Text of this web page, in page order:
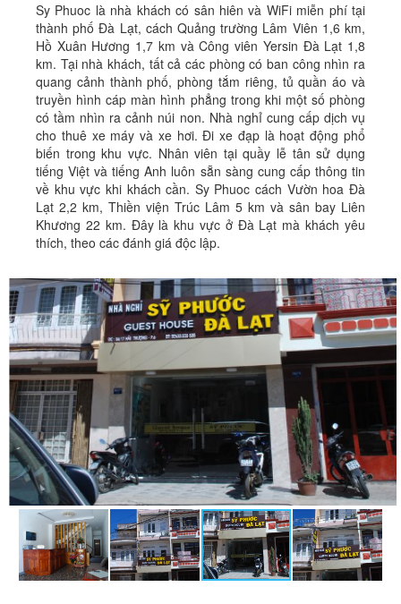
Sy Phuoc là nhà khách có sân hiên và WiFi miễn phí tại
thành phố Đà Lạt, cách Quảng trường Lâm Viên 1,6 km,
Hồ Xuân Hương 1,7 km và Công viên Yersin Đà Lạt 1,8
km. Tại nhà khách, tất cả các phòng có ban công nhìn ra
quang cảnh thành phố, phòng tắm riêng, tủ quần áo và
truyền hình cáp màn hình phẳng trong khi một số phòng
có tầm nhìn ra cảnh núi non. Nhà nghỉ cung cấp dịch vụ
cho thuê xe máy và xe hơi. Đi xe đạp là hoạt động phổ
biến trong khu vực. Nhân viên tại quầy lễ tân sử dụng
tiếng Việt và tiếng Anh luôn sẵn sàng cung cấp thông tin
về khu vực khi khách cần. Sy Phuoc cách Vườn hoa Đà
Lạt 2,2 km, Thiền viện Trúc Lâm 5 km và sân bay Liên
Khương 22 km. Đây là khu vực ở Đà Lạt mà khách yêu
thích, theo các đánh giá độc lập.